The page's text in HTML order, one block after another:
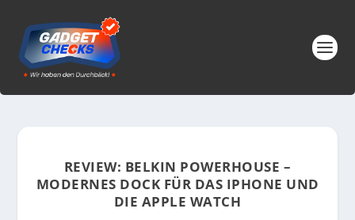
REVIEW: BELKIN POWERHOUSE –
MODERNES DOCK FÜR DAS IPHONE UND
DIE APPLE WATCH